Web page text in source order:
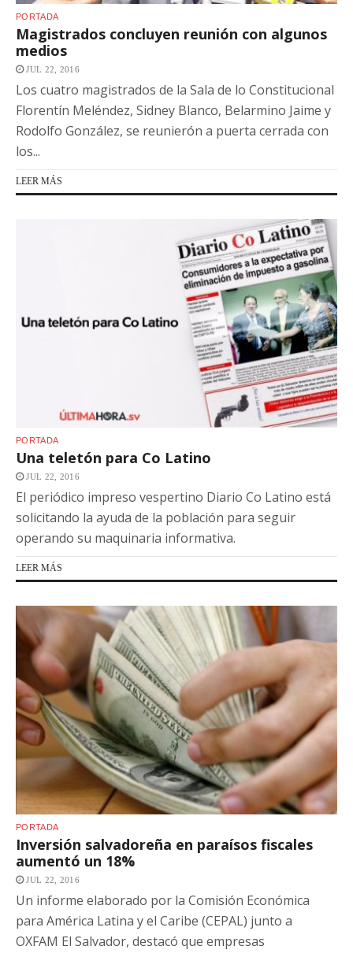
PORTADA
Magistrados concluyen reunión con algunos
medios
JUL 22, 2016
Los cuatro magistrados de la Sala de lo Constitucional
Florentín Meléndez, Sidney Blanco, Belarmino Jaime y
Rodolfo González, se reunierón a puerta cerrada con
los...
LEER MÁS
PORTADA
Una teletón para Co Latino
JUL 22, 2016
El periódico impreso vespertino Diario Co Latino está
solicitando la ayuda de la población para seguir
operando su maquinaria informativa.
LEER MÁS
PORTADA
Inversión salvadoreña en paraísos fiscales
aumentó un 18%
JUL 22, 2016
Un informe elaborado por la Comisión Económica
para América Latina y el Caribe (CEPAL) junto a
OXFAM El Salvador, destacó que empresas